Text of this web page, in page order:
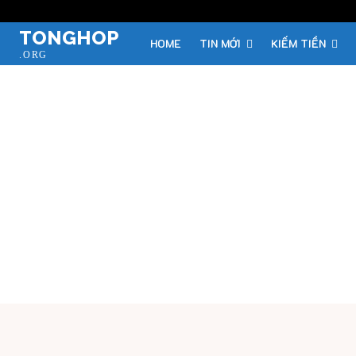
TONGHOP
.ORG
HOME TIN MỚI KIẾM TIỀN